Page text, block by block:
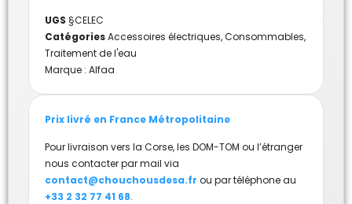
UGS §CELEC
CatégoriesAccessoires électriques,Consommables,
Traitement de l'eau
Marque : Alfaa
Prix livré en France Métropolitaine
Pour livraison vers la Corse, les DOM-TOM ou l’étranger
nous contacter par mail via
contact@chouchousdesa.fr ou par téléphone au
+33 2 32 77 41 68.